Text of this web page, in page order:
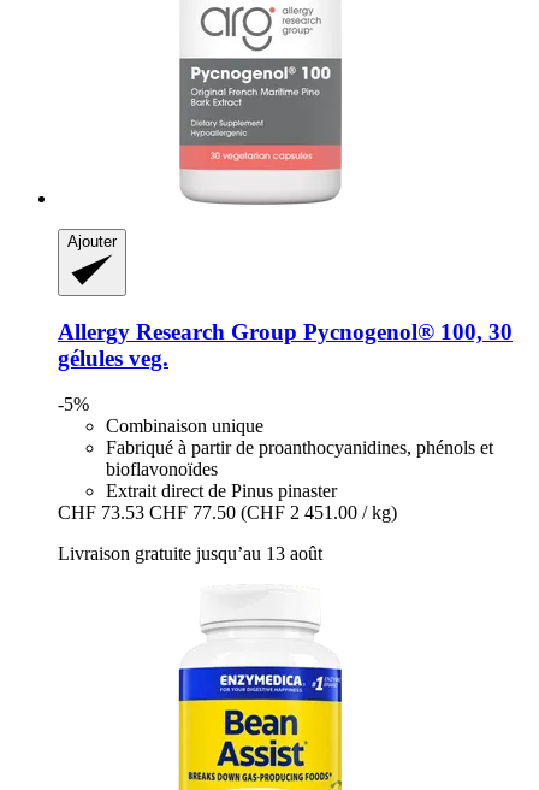
Ajouter
Allergy Research Group Pycnogenol® 100, 30
gélules veg.
-5%
Combinaison unique
Fabriqué à partir de proanthocyanidines, phénols et
bioflavonoïdes
Extrait direct de Pinus pinaster
CHF 73.53 CHF 77.50 (CHF 2 451.00 / kg)
Livraison gratuite jusqu’au 13 août